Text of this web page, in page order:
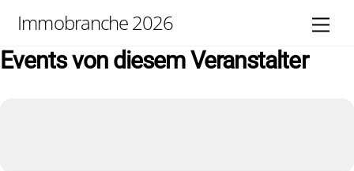
content
Immobranche 2026
Events von diesem Veranstalter